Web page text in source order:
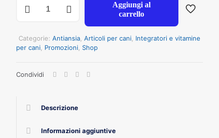
48
quantità
Aggiungi al
carrello
Categorie: Antiansia Articoli per cani Integratori e vitamine
per cani Promozioni Shop
Condividi
Descrizione
Informazioni aggiuntive